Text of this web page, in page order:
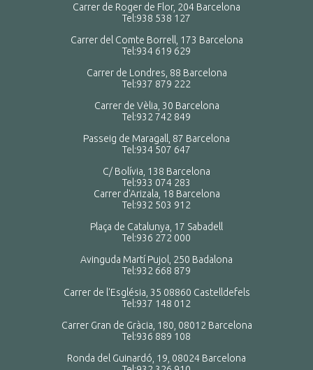
Carrer de Roger de Flor, 204 Barcelona
Tel:938 538 127
Carrer del Comte Borrell, 173 Barcelona
Tel:934 619 629
Carrer de Londres, 88 Barcelona
Tel:937 879 222
Carrer de Vèlia, 30 Barcelona
Tel:932 742 849
Passeig de Maragall, 87 Barcelona
Tel:934 507 647
C/ Bolívia, 138 Barcelona
Tel:933 074 283
Carrer d'Arizala, 18 Barcelona
Tel:932 503 912
Plaça de Catalunya, 17 Sabadell
Tel:936 272 000
Avinguda Martí Pujol, 250 Badalona
Tel:932 668 879
Carrer de l'Església, 35 08860 Castelldefels
Tel:937 148 012
Carrer Gran de Gràcia, 180, 08012 Barcelona
Tel:936 889 108
Ronda del Guinardó, 19, 08024 Barcelona